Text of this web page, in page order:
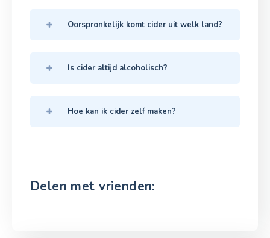
Oorspronkelijk komt cider uit welk land?
Is cider altijd alcoholisch?
Hoe kan ik cider zelf maken?
Delen met vrienden: